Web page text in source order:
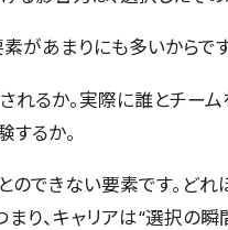
があまりにも多いからです
るか。実際に誰とチー
るか。
のできない要素です。ど
り、キャリアは“選択の瞬